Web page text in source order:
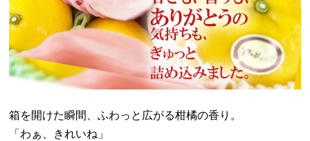
箱を開けた瞬間、ふわっと広がる柑橘の香り。
「わぁ、きれいね」